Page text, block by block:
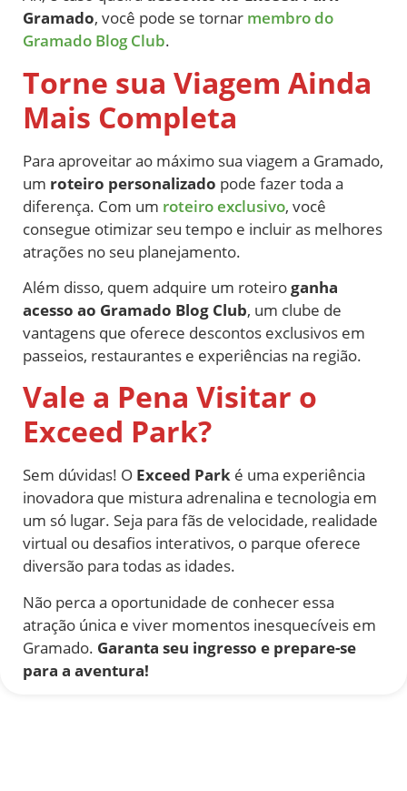
Gramado, você pode se tornar membro do
Gramado Blog Club.
Torne sua Viagem Ainda
Mais Completa
Para aproveitar ao máximo sua viagem a Gramado,
um roteiro personalizado pode fazer toda a
diferença. Com um roteiro exclusivo, você
consegue otimizar seu tempo e incluir as melhores
atrações no seu planejamento.
Além disso, quem adquire um roteiroganha
acesso ao Gramado Blog Club, um clube de
vantagens que oferece descontos exclusivos em
passeios, restaurantes e experiências na região.
Vale a Pena Visitar o
Exceed Park?
Sem dúvidas! O Exceed Park é uma experiência
inovadora que mistura adrenalina e tecnologia em
um só lugar. Seja para fãs de velocidade, realidade
virtual ou desafios interativos, o parque oferece
diversão para todas as idades.
Não perca a oportunidade de conhecer essa
atração única e viver momentos inesquecíveis em
Gramado. Garanta seu ingresso e prepare-se
para a aventura!